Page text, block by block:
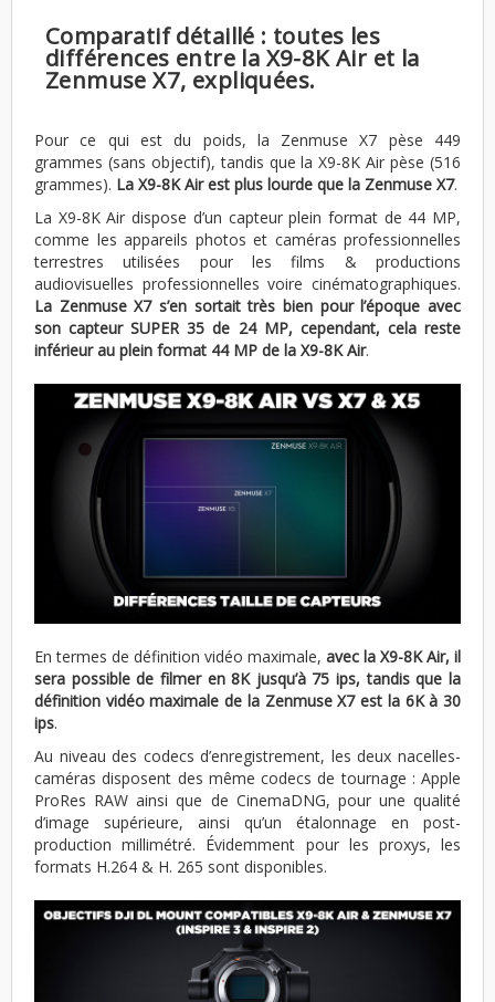
Comparatif détaillé : toutes les
différences entre la X9-8K Air et la
Zenmuse X7, expliquées.
Pour ce qui est du poids, la Zenmuse X7 pèse 449
grammes (sans objectif), tandis que la X9-8K Air pèse (516
grammes). La X9-8K Air est plus lourde que la Zenmuse X7.
La X9-8K Air dispose d’un capteur plein format de 44 MP,
comme les appareils photos et caméras professionnelles
terrestres utilisées pour les films & productions
audiovisuelles professionnelles voire cinématographiques.
La Zenmuse X7 s’en sortait très bien pour l’époque avec
son capteur SUPER 35 de 24 MP, cependant, cela reste
inférieur au plein format 44 MP de la X9-8K Air.
En termes de définition vidéo maximale, avec la X9-8K Air, il
sera possible de filmer en 8K jusqu’à 75 ips, tandis que la
définition vidéo maximale de la Zenmuse X7 est la 6K à 30
ips.
Au niveau des codecs d’enregistrement, les deux nacelles-
caméras disposent des même codecs de tournage : Apple
ProRes RAW ainsi que de CinemaDNG, pour une qualité
d’image supérieure, ainsi qu’un étalonnage en post-
production millimétré. Évidemment pour les proxys, les
formats H.264 & H. 265 sont disponibles.